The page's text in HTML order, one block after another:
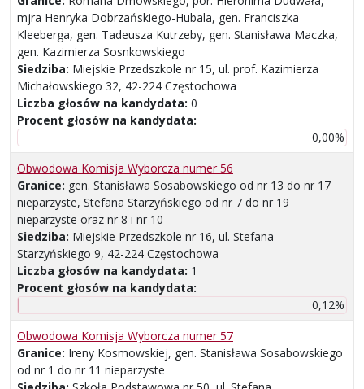
mjra Henryka Dobrzańskiego-Hubala, gen. Franciszka
Kleeberga, gen. Tadeusza Kutrzeby, gen. Stanisława Maczka,
gen. Kazimierza Sosnkowskiego
Siedziba: Miejskie Przedszkole nr 15, ul. prof. Kazimierza
Michałowskiego 32, 42-224 Częstochowa
Liczba głosów na kandydata: 0
Procent głosów na kandydata:
0,00%
Obwodowa Komisja Wyborcza numer 56
Granice: gen. Stanisława Sosabowskiego od nr 13 do nr 17
nieparzyste, Stefana Starzyńskiego od nr 7 do nr 19
nieparzyste oraz nr 8 i nr 10
Siedziba: Miejskie Przedszkole nr 16, ul. Stefana
Starzyńskiego 9, 42-224 Częstochowa
Liczba głosów na kandydata: 1
Procent głosów na kandydata:
0,12%
Obwodowa Komisja Wyborcza numer 57
Granice: Ireny Kosmowskiej, gen. Stanisława Sosabowskiego
od nr 1 do nr 11 nieparzyste